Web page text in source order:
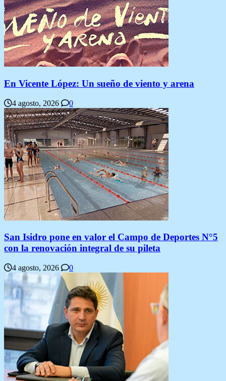
En Vicente López: Un sueño de viento y arena
4 agosto, 2026 0
San Isidro pone en valor el Campo de Deportes N°5
con la renovación integral de su pileta
4 agosto, 2026 0